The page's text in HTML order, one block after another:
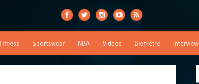
Fitness Sportswear NBA Videos Bien-être Interview